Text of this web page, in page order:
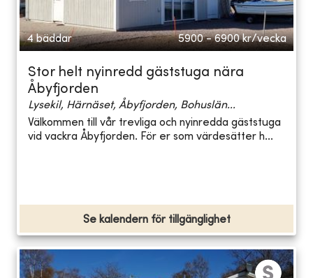
4 bäddar 5900 - 6900 kr/vecka
Stor helt nyinredd gäststuga nära
Åbyfjorden
Lysekil, Härnäset, Åbyfjorden, Bohuslän...
Välkommen till vår trevliga och nyinredda gäststuga
vid vackra Åbyfjorden. För er som värdesätter h...
Se kalendern för tillgänglighet